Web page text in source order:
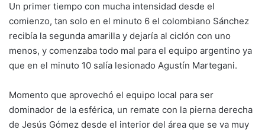
Un primer tiempo con mucha intensidad desde el
comienzo, tan solo en el minuto 6 el colombiano Sánchez
recibía la segunda amarilla y dejaría al ciclón con uno
menos, y comenzaba todo mal para el equipo argentino ya
que en el minuto 10 salía lesionado Agustín Martegani.
Momento que aprovechó el equipo local para ser
dominador de la esférica, un remate con la pierna derecha
de Jesús Gómez desde el interior del área que se va muy